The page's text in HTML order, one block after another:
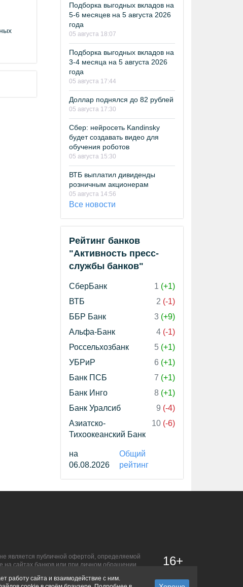
Подборка выгодных вкладов на
5-6 месяцев на 5 августа 2026
года
05 августа 18:07
Подборка выгодных вкладов на
3-4 месяца на 5 августа 2026
года
05 августа 17:44
Доллар поднялся до 82 рублей
05 августа 17:30
Сбер: нейросеть Kandinsky
будет создавать видео для
обучения роботов
05 августа 15:30
ВТБ выплатил дивиденды
розничным акционерам
05 августа 14:56
Все новости
Рейтинг банков
"Активность пресс-
службы банков"
СберБанк 1 (+1)
ВТБ
2 (-1)
ББР Банк
3 (+9)
Альфа-Банк
4 (-1)
Россельхозбанк
5 (+1)
УБРиР
6 (+1)
Банк ПСБ
7 (+1)
Банк Инго
8 (+1)
Банк Уралсиб
9 (-4)
Азиатско-
Тихоокеанский Банк
10 (-6)
на
06.08.2026
Общий
рейтинг
является публичной офертой, определяемой
сайтах банков или при личном обращении.
16+
работу сайта и взаимодействие с ним.